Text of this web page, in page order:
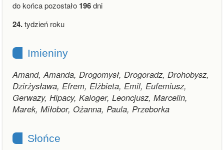
do końca pozostało 196dni
24.tydzień roku
Imieniny
Amand, Amanda, Drogomysł, Drogoradz, Drohobysz,
Dzirżysława, Efrem, Elżbieta, Emil, Eufemiusz,
Gerwazy, Hipacy, Kaloger, Leoncjusz, Marcelin,
Marek, Miłobor, Ożanna, Paula, Przeborka
Słońce